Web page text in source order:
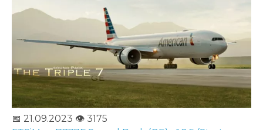
📅 21.09.2023 👁️ 3175